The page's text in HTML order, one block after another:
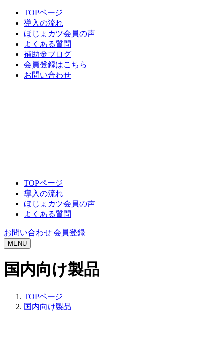
TOPページ
導入の流れ
ほじょカツ会員の声
よくある質問
補助金ブログ
会員登録はこちら
お問い合わせ
TOPページ
導入の流れ
ほじょカツ会員の声
よくある質問
お問い合わせ 会員登録
MENU
国内向け製品
TOPページ
国内向け製品